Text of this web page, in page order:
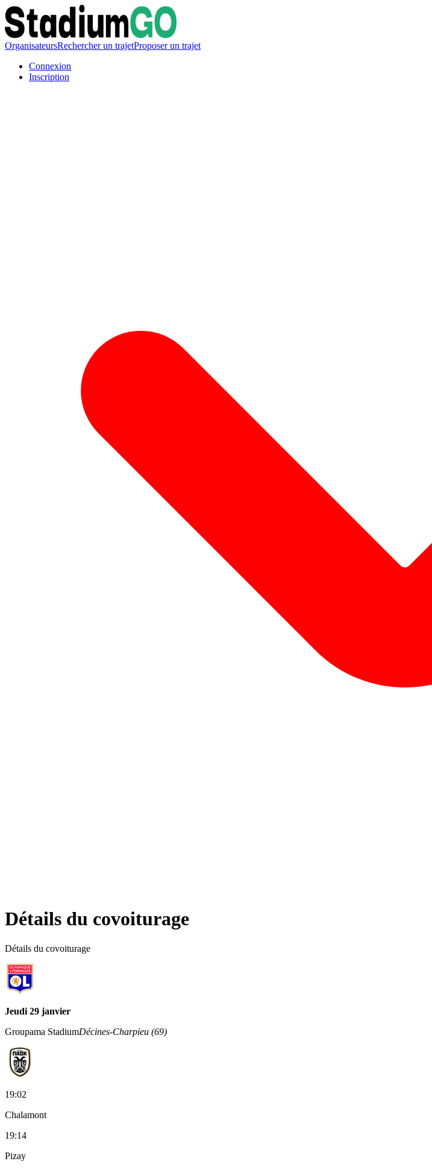
OrganisateursRechercher un trajetProposer un trajet
Connexion
Inscription
Détails du covoiturage
Détails du covoiturage
Jeudi 29 janvier
Groupama StadiumDécines-Charpieu (69)
19:02
Chalamont
19:14
Pizay